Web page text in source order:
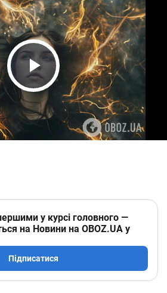
Play Video
у курсі головного —
на Новини на OBOZ.UA у
Підписатися